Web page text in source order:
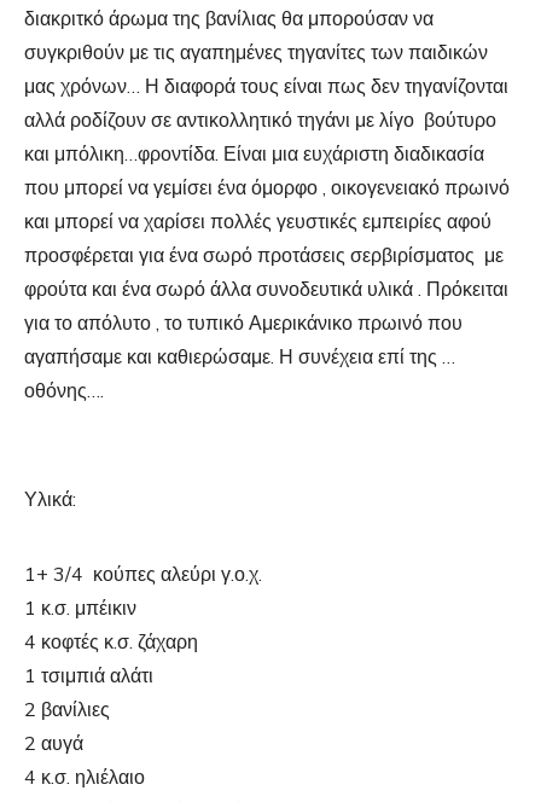
διακριτκό άρωμα της βανίλιας θα μπορούσαν να
συγκριθούν με τις αγαπημένες τηγανίτες των παιδικών
μας χρόνων… Η διαφορά τους είναι πως δεν τηγανίζονται
αλλά ροδίζουν σε αντικολλητικό τηγάνι με λίγο βούτυρο
και μπόλικη…φροντίδα. Είναι μια ευχάριστη διαδικασία
που μπορεί να γεμίσει ένα όμορφο , οικογενειακό πρωινό
και μπορεί να χαρίσει πολλές γευστικές εμπειρίες αφού
προσφέρεται για ένα σωρό προτάσεις σερβιρίσματος με
φρούτα και ένα σωρό άλλα συνοδευτικά υλικά . Πρόκειται
για το απόλυτο , το τυπικό Αμερικάνικο πρωινό που
αγαπήσαμε και καθιερώσαμε. Η συνέχεια επί της …
οθόνης….
Υλικά:
1+ 3/4 κούπες αλεύρι γ.ο.χ.
1 κ.σ. μπέικιν
4 κοφτές κ.σ. ζάχαρη
1 τσιμπιά αλάτι
2 βανίλιες
2 αυγά
4 κ.σ. ηλιέλαιο